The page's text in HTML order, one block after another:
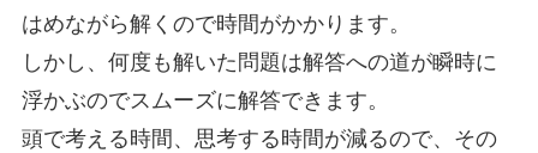
はめながら解くので時間がかかります。
しかし、何度も解いた問題は解答への道が瞬時に
浮かぶのでスムーズに解答できます。
頭で考える時間、思考する時間が減るので、その